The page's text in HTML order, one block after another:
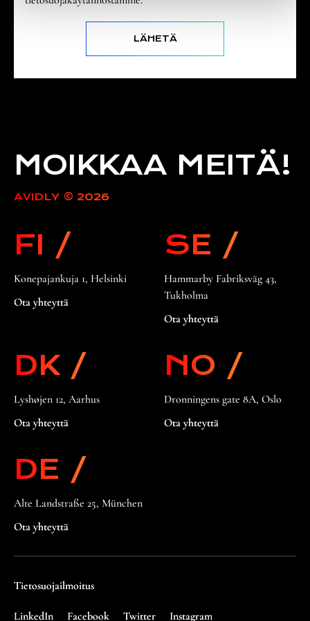
MOIKKAA MEITÄ!
AVIDLY © 2026
FI /
Konepajankuja 1, Helsinki
Ota yhteyttä
SE /
Hammarby Fabriksväg 43,
Tukholma
Ota yhteyttä
DK /
Lyshøjen 12, Aarhus
Ota yhteyttä
NO /
Dronningens gate 8A, Oslo
Ota yhteyttä
DE /
Alte Landstraße 25, München
Ota yhteyttä
Tietosuojailmoitus
LinkedIn Facebook Twitter Instagram